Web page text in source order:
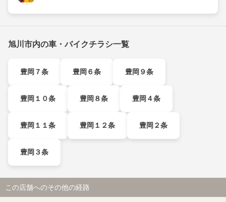
旭川市内の車・バイクチラシ一覧
豊岡７条 豊岡６条 豊岡９条
豊岡１０条 豊岡８条 豊岡４条
豊岡１１条 豊岡１２条 豊岡２条
豊岡３条
この店舗へのその他の経路